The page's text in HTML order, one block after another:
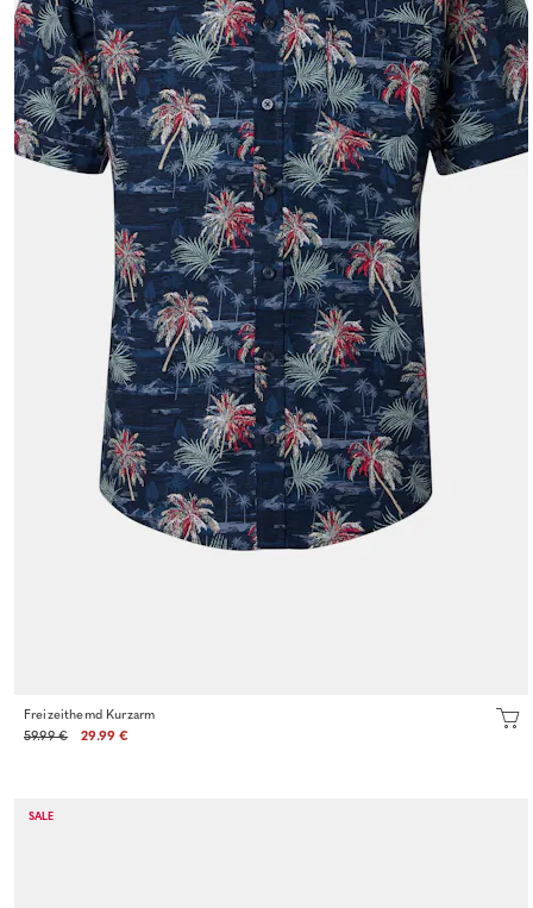
Freizeithemd Kurzarm
59.99 €
29.99 €
SALE